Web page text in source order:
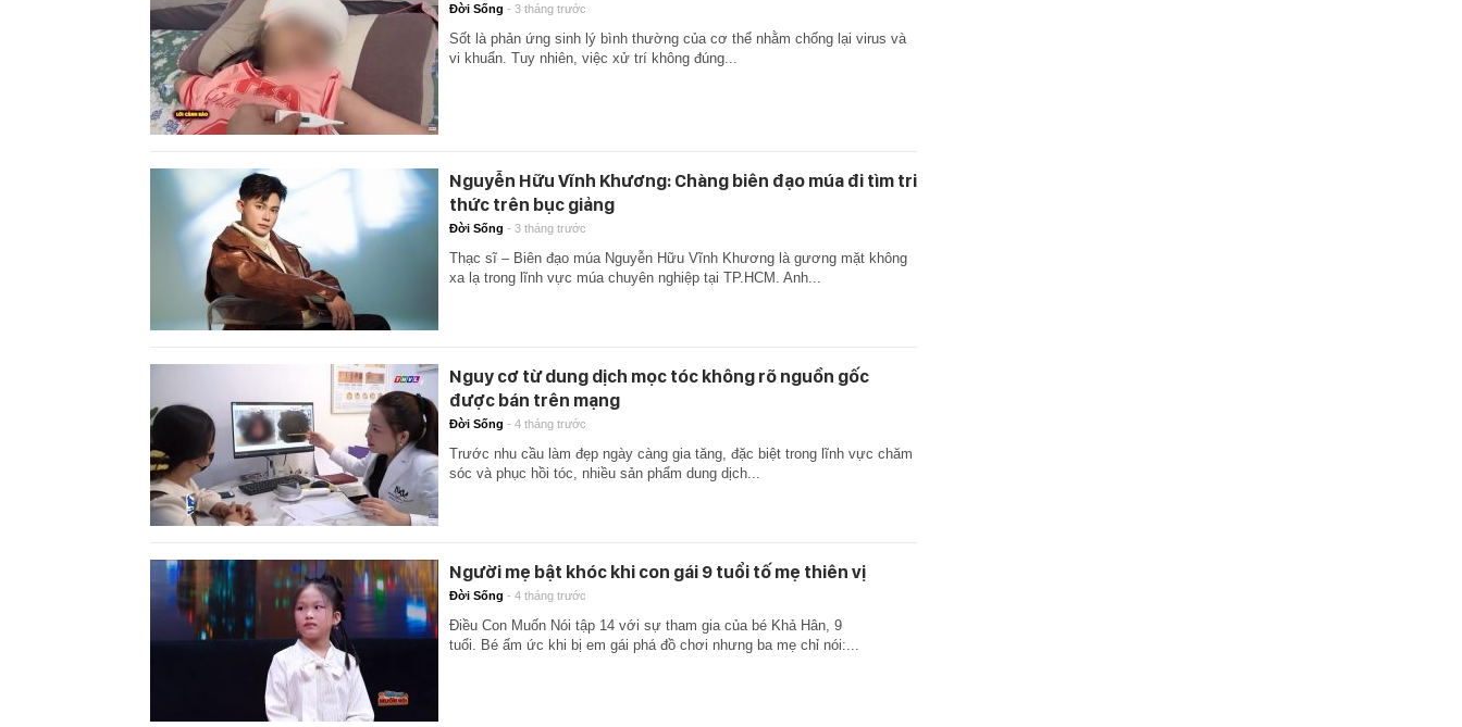
Đời Sống - 3 tháng trước
Sốt là phản ứng sinh lý bình thường của cơ thể nhằm chống lại virus và
vi khuẩn. Tuy nhiên, việc xử trí không đúng...
Nguyễn Hữu Vĩnh Khương: Chàng biên đạo múa đi tìm tri
thức trên bục giảng
Đời Sống - 3 tháng trước
Thạc sĩ – Biên đạo múa Nguyễn Hữu Vĩnh Khương là gương mặt không
xa lạ trong lĩnh vực múa chuyên nghiệp tại TP.HCM. Anh...
Nguy cơ từ dung dịch mọc tóc không rõ nguồn gốc
được bán trên mạng
Đời Sống - 4 tháng trước
Trước nhu cầu làm đẹp ngày càng gia tăng, đặc biệt trong lĩnh vực chăm
sóc và phục hồi tóc, nhiều sản phẩm dung dịch...
Người mẹ bật khóc khi con gái 9 tuổi tố mẹ thiên vị
Đời Sống - 4 tháng trước
Điều Con Muốn Nói tập 14 với sự tham gia của bé Khả Hân, 9
tuổi. Bé ấm ức khi bị em gái phá đồ chơi nhưng ba mẹ chỉ nói:...